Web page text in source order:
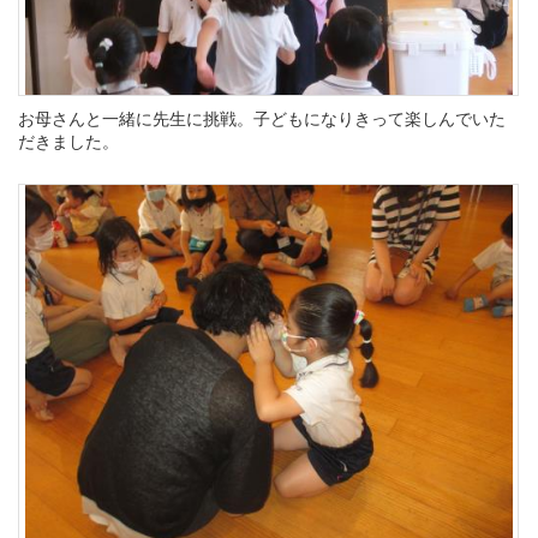
お母さんと一緒に先生に挑戦。子どもになりきって楽しんでいた
だきました。